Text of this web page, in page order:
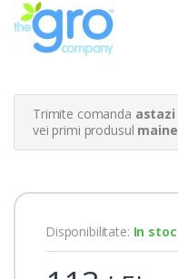
u
r
i
Trimite comanda astazi
vei primi produsul maine
Disponibilitate: In stoc